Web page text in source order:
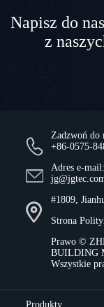
Napisz do
z
Zadzwoń do
+86-0575-
Adres e-mail:
#1809,
Strona
Prawo ©
BUILDING
Wszystkie
Produkty